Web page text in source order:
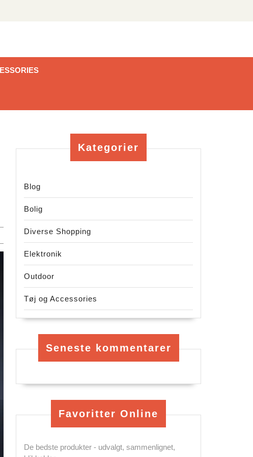
Kategorier
Blog
Bolig
Diverse Shopping
Elektronik
Outdoor
Tøj og Accessories
Seneste kommentarer
Favoritter Online
De bedste produkter - udvalgt, sammenlignet,